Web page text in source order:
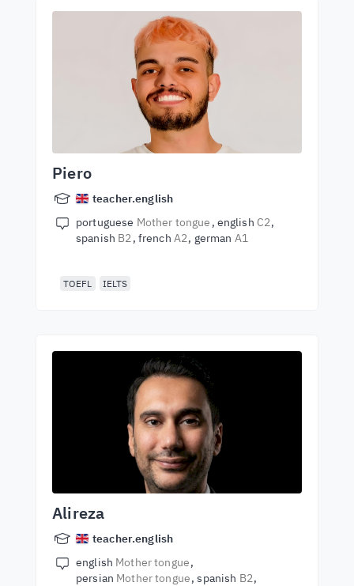
Piero
teacher.english
portuguese Mother tongue english C2
spanish B2 french A2 german A1
TOEFL IELTS
Alireza
teacher.english
english Mother tongue
persian Mother tongue spanish B2